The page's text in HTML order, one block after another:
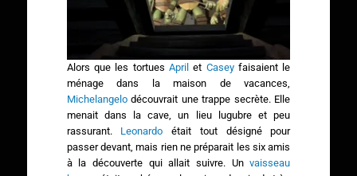
Alors que les tortues April et Caseyfaisaient le
ménage dans la maison de vacances,
Michelangelodécouvrait une trappe secrète. Elle
menait dans la cave, un lieu lugubre et peu
rassurant. Leonardo était tout désigné pour
passer devant, mais rien ne préparait les six amis
à la découverte qui allait suivre. Unvaisseau